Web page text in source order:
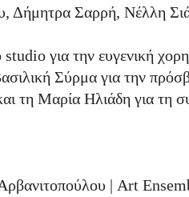
Δήμητρα Σαρρή, Νέλλη
για την ευγενική
Σύρμα για την
τη Μαρία Ηλιάδη για τη
| Art